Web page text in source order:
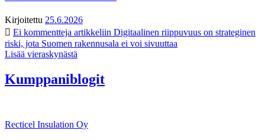
Kirjoitettu 25.6.2026
Ei kommentteja artikkeliin Digitaalinen riippuvuus on strateginen
riski, jota Suomen rakennusala ei voi sivuuttaa
Lisää vieraskynästä
Kumppaniblogit
Recticel Insulation Oy